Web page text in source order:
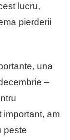
lucru,
pierderii
una
–
important, am
peste